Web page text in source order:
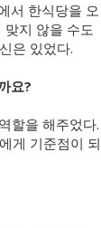
서 한식당을 오
지 않을 수도
은 있었다.
요?
할을 해주었다.
게 기준점이 되